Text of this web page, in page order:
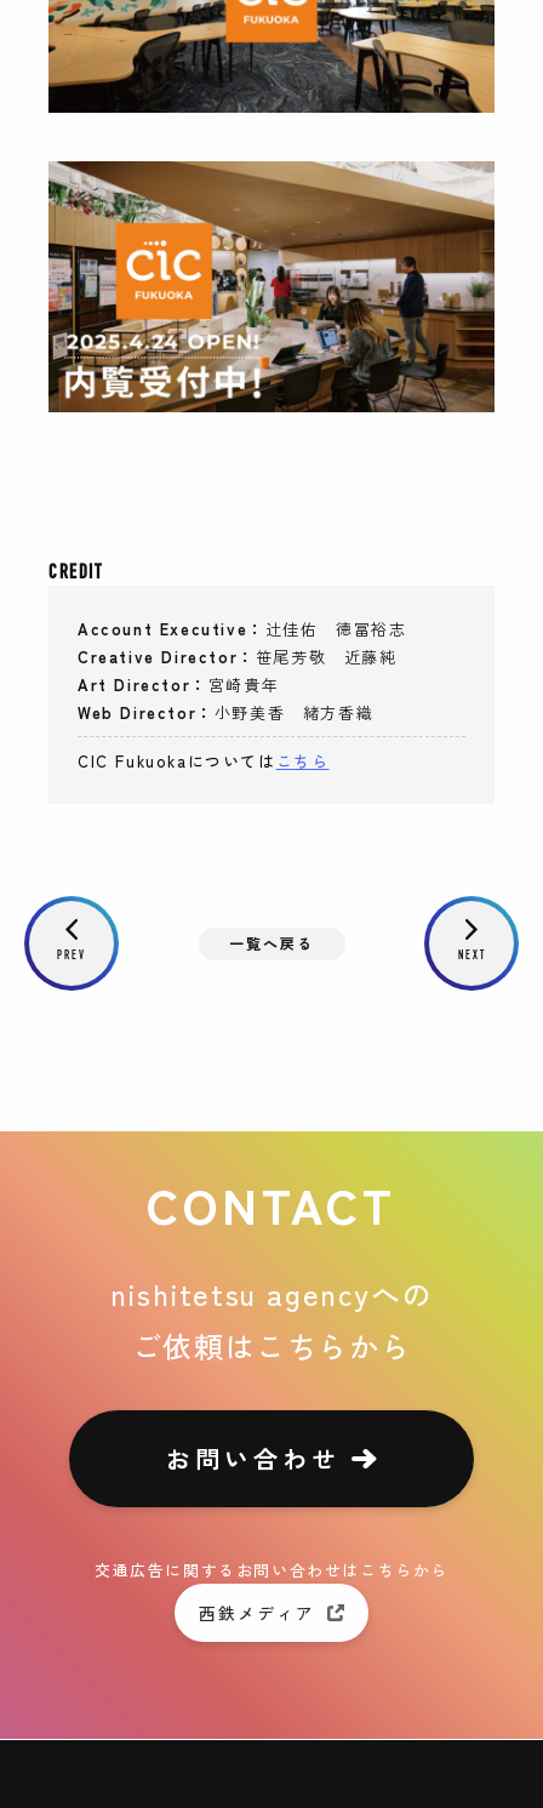
CREDIT
Account Executive
辻佳佑 徳冨裕志
Creative Director
笹尾芳敬 近藤純
Art Director
宮崎貴年
Web Director
小野美香 緒方香織
CIC Fukuokaについては こちら
PREV
一覧へ戻る
NEXT
CONTACT
nishitetsu agencyへの
ご依頼はこちらから
お問い合わせ
交通広告に関するお問い合わせはこちらから
西鉄メディア